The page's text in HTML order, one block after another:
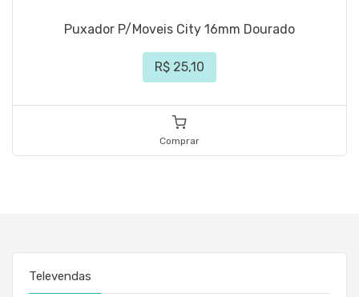
Puxador P/Moveis City 16mm Dourado
R$ 25,10
Comprar
Televendas